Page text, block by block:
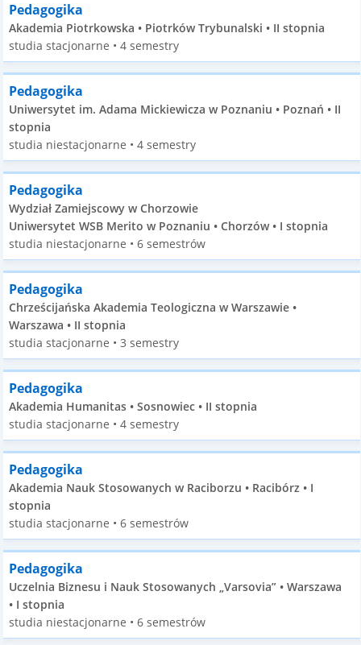
Pedagogika
Akademia Piotrkowska • Piotrków Trybunalski • II stopnia
studia stacjonarne • 4 semestry
Pedagogika
Uniwersytet im. Adama Mickiewicza w Poznaniu • Poznań • II
stopnia
studia niestacjonarne • 4 semestry
Pedagogika
Wydział Zamiejscowy w Chorzowie
Uniwersytet WSB Merito w Poznaniu • Chorzów • I stopnia
studia niestacjonarne • 6 semestrów
Pedagogika
Chrześcijańska Akademia Teologiczna w Warszawie •
Warszawa • II stopnia
studia stacjonarne • 3 semestry
Pedagogika
Akademia Humanitas • Sosnowiec • II stopnia
studia stacjonarne • 4 semestry
Pedagogika
Akademia Nauk Stosowanych w Raciborzu • Racibórz • I
stopnia
studia stacjonarne • 6 semestrów
Pedagogika
Uczelnia Biznesu i Nauk Stosowanych „Varsovia” • Warszawa
• I stopnia
studia niestacjonarne • 6 semestrów